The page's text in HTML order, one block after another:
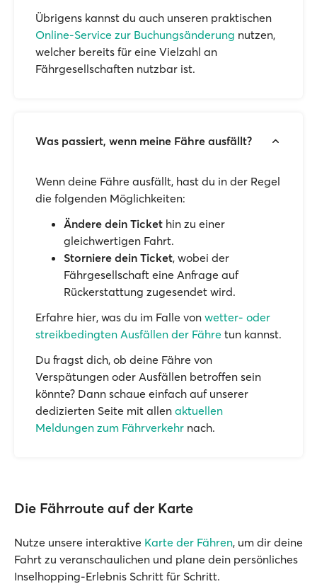
Übrigens kannst du auch unseren praktischen
Online-Service zur Buchungsänderung nutzen,
welcher bereits für eine Vielzahl an
Fährgesellschaften nutzbar ist.
Was passiert, wenn meine Fähre ausfällt?
Wenn deine Fähre ausfällt, hast du in der Regel
die folgenden Möglichkeiten:
Ändere dein Ticket hin zu einer
gleichwertigen Fahrt.
Storniere dein Ticket, wobei der
Fährgesellschaft eine Anfrage auf
Rückerstattung zugesendet wird.
Erfahre hier, was du im Falle von wetter- oder
streikbedingten Ausfällen der Fähre tun kannst.
Du fragst dich, ob deine Fähre von
Verspätungen oder Ausfällen betroffen sein
könnte? Dann schaue einfach auf unserer
dedizierten Seite mit allen aktuellen
Meldungen zum Fährverkehr nach.
Die Fährroute auf der Karte
Nutze unsere interaktive Karte der Fähren, um dir deine
Fahrt zu veranschaulichen und plane dein persönliches
Inselhopping-Erlebnis Schritt für Schritt.